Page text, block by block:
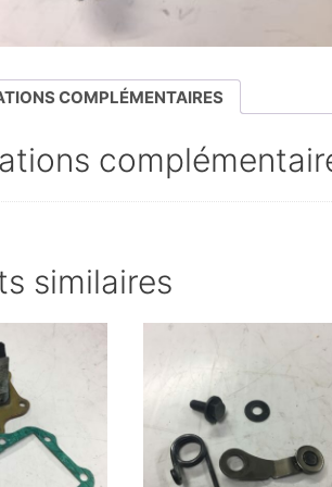
COMPLÉMENTAIRES
similaires